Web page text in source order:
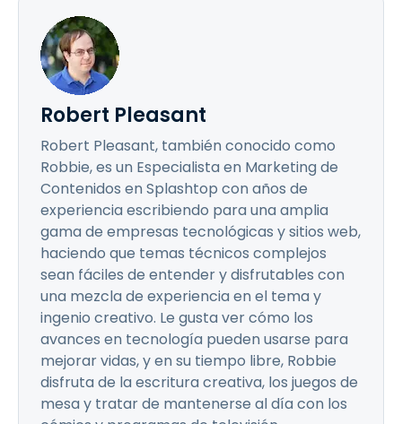
Robert Pleasant
Robert Pleasant, también conocido como
Robbie, es un Especialista en Marketing de
Contenidos en Splashtop con años de
experiencia escribiendo para una amplia
gama de empresas tecnológicas y sitios web,
haciendo que temas técnicos complejos
sean fáciles de entender y disfrutables con
una mezcla de experiencia en el tema y
ingenio creativo. Le gusta ver cómo los
avances en tecnología pueden usarse para
mejorar vidas, y en su tiempo libre, Robbie
disfruta de la escritura creativa, los juegos de
mesa y tratar de mantenerse al día con los